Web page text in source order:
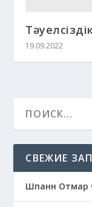
19.09.2022
СВЕЖИЕ
Шпанн Отмар